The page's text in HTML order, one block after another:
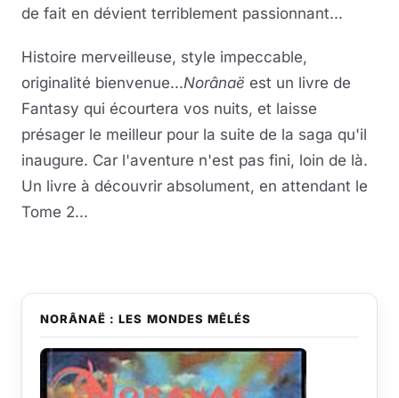
de fait en dévient terriblement passionnant...
Histoire merveilleuse, style impeccable,
originalité bienvenue...Norânaë est un livre de
Fantasy qui écourtera vos nuits, et laisse
présager le meilleur pour la suite de la saga qu'il
inaugure. Car l'aventure n'est pas fini, loin de là.
Un livre à découvrir absolument, en attendant le
Tome 2...
NORÂNAË : LES MONDES MÊLÉS